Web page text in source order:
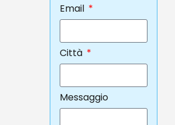
Email
Città
Messaggio